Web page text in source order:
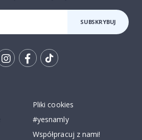
SUBSKRYBUJ
Pliki cookies
#yesnamly
Współpracuj z nami!